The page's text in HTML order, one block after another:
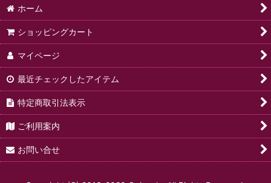
ホーム
ショッピングカート
マイページ
最近チェックしたアイテム
特定商取引法表示
ご利用案内
お問い合せ